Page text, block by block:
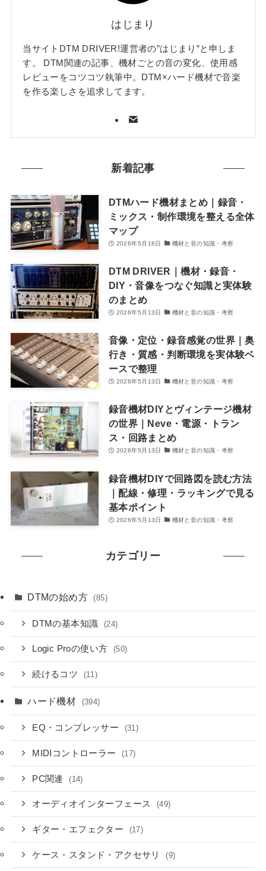
はじまり
当サイトDTM DRIVER!運営者の”はじまり”と申しま
す。 DTM関連の記事、機材ごとの音の変化、使用感
レビューをコツコツ執筆中。DTM×ハード機材で音楽
を作る楽しさを追求してます。
新着記事
DTMハード機材まとめ｜録音・
ミックス・制作環境を整える全体
マップ
2026年5月16日 機材と音の知識・考察
DTM DRIVER｜機材・録音・
DIY・音像をつなぐ知識と実体験
のまとめ
2026年5月13日 機材と音の知識・考察
音像・定位・録音感覚の世界｜奥
行き・質感・判断環境を実体験ベ
ースで整理
2026年5月13日 機材と音の知識・考察
録音機材DIYとヴィンテージ機材
の世界｜Neve・電源・トラン
ス・回路まとめ
2026年5月13日 機材と音の知識・考察
録音機材DIYで回路図を読む方法
｜配線・修理・ラッキングで見る
基本ポイント
2026年5月13日 機材と音の知識・考察
カテゴリー
DTMの始め方 (85)
DTMの基本知識 (24)
Logic Proの使い方 (50)
続けるコツ (11)
ハード機材 (394)
EQ・コンプレッサー (31)
MIDIコントローラー (17)
PC関連 (14)
オーディオインターフェース (49)
ギター・エフェクター (17)
ケース・スタンド・アクセサリ (9)